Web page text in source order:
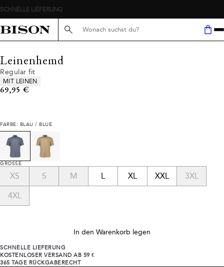
SCHNELLE LIEFERUNG
Suche hier...
Leinenhemd
Regular fit
Produkteigenschaften
MIT LEINEN
Preis
69,95 €
FARBE: BLAU / BLUE
GRÖSSE
XS S M L XL XXL 3XL
4XL
In den Warenkorb legen
SCHNELLE LIEFERUNG
KOSTENLOSER VERSAND AB 59 €
365 TAGE RÜCKGABERECHT